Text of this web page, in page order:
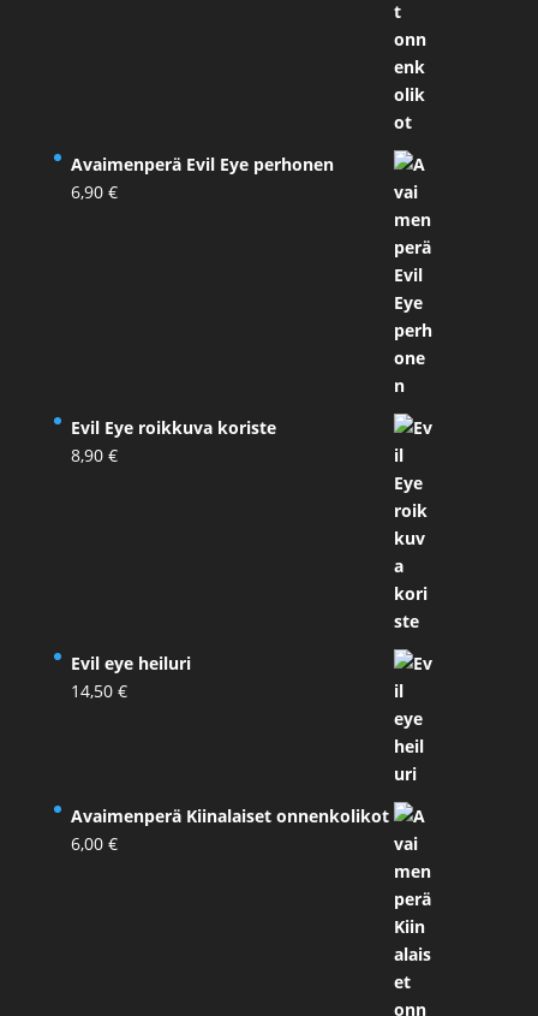
Avaimenperä Evil Eye perhonen
6,90 €
Evil Eye roikkuva koriste
8,90 €
Evil eye heiluri
14,50 €
Avaimenperä Kiinalaiset onnenkolikot
6,00 €